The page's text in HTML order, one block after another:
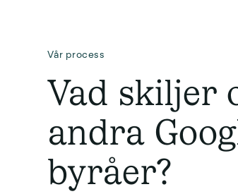
Vår process
Vad skiljer
andra
byråer?